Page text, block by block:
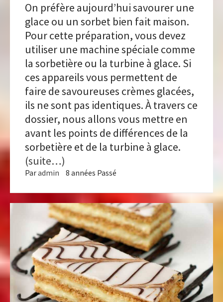
On préfère aujourd’hui savourer une
glace ou un sorbet bien fait maison.
Pour cette préparation, vous devez
utiliser une machine spéciale comme
la sorbetière ou la turbine à glace. Si
ces appareils vous permettent de
faire de savoureuses crèmes glacées,
ils ne sont pas identiques. À travers ce
dossier, nous allons vous mettre en
avant les points de différences de la
sorbetière et de la turbine à glace.
(suite…)
Paradmin 8 années Passé